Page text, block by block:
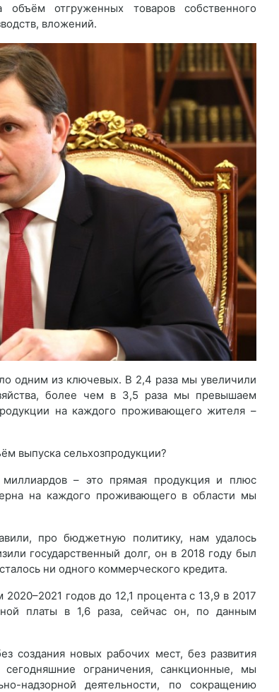
отгруженных товаров собственного
вложений.
одним из ключевых. В 2,4 раза мы увеличили
более чем в 3,5 раза мы превышаем
на каждого проживающего жителя –
выпуска сельхозпродукции?
– это прямая продукция и плюс
на каждого проживающего в области мы
про бюджетную политику, нам удалось
государственный долг, он в 2018 году был
ни одного коммерческого кредита.
годов до 12,1 процента с 13,9 в 2017
платы в 1,6 раза, сейчас он, по данным
создания новых рабочих мест, без развития
ограничения, санкционные, мы
надзорной деятельности, по сокращению